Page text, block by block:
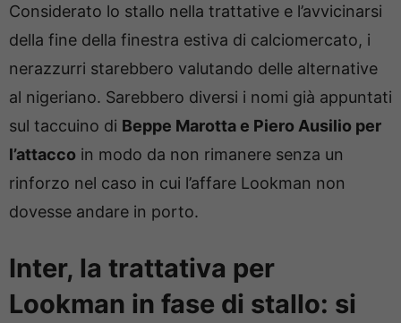
Considerato lo stallo nella trattative e l’avvicinarsi
della fine della finestra estiva di calciomercato, i
nerazzurri starebbero valutando delle alternative
al nigeriano. Sarebbero diversi i nomi già appuntati
sul taccuino di Beppe Marotta e Piero Ausilio per
l’attacco in modo da non rimanere senza un
rinforzo nel caso in cui l’affare Lookman non
dovesse andare in porto.
Inter, la trattativa per
Lookman in fase di stallo: si